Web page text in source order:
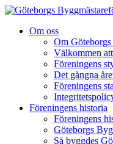
Om oss
Om
Välkommen
Föreningens
Det gångna
Föreningens
Föreningens historia
Föreningens
Göteborgs
Så byggdes